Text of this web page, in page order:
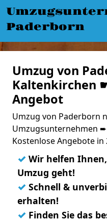
Paderborn
Umzug von
Kaltenkirchen
Angebot
Umzug von Paderborn
Umzugsunternehmen ➨
Kostenlose Angebote in
✓ Wir helfen
Umzug geht!
✓ Schnell &
erhalten!
✓ Finden Sie das